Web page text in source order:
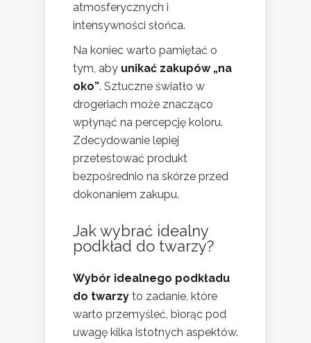
atmosferycznych i
intensywności słońca.
Na koniec warto pamiętać o
tym, aby unikać zakupów „na
oko”. Sztuczne światło w
drogeriach może znacząco
wpłynąć na percepcję koloru.
Zdecydowanie lepiej
przetestować produkt
bezpośrednio na skórze przed
dokonaniem zakupu.
Jak wybrać idealny
podkład do twarzy?
Wybór idealnego podkładu
do twarzy to zadanie, które
warto przemyśleć, biorąc pod
uwagę kilka istotnych aspektów.